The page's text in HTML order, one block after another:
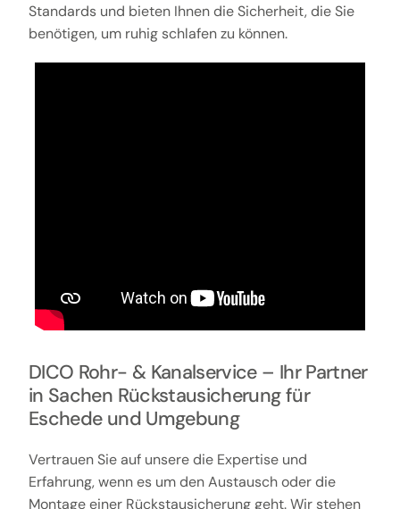
Standards und bieten Ihnen die Sicherheit, die Sie
benötigen, um ruhig schlafen zu können.
DICO Rohr- & Kanalservice – Ihr Partner
in Sachen Rückstausicherung für
Eschede und Umgebung
Vertrauen Sie auf unsere die Expertise und
Erfahrung, wenn es um den Austausch oder die
Montage einer Rückstausicherung geht. Wir stehen